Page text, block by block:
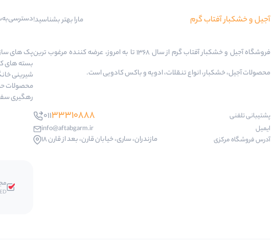
آجیل و خشکبار آفتاب گرم مارا بهتر بشناسید!
فروشگاه آجیل و خشکبار آفتاب گرم از سال 1368 تا به امروز، عرضه کننده مرغوب ترین
محصولات آجیل، خشکبار، انواع تنقلات، ادویه و باکس کادویی است.
پشتیبانی تلفنی 01133310888
ایمیل
info@aftabgarm.ir
آدرس‌ فروشگاه مرکزی
مازندران، ساری، خیابان قارن، بعد از قارن 18
پک های
بسته های
شیرینی
محصولات
رهگیری